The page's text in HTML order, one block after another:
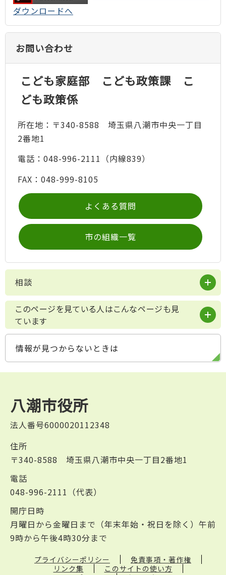
ダウンロードへ
お問い合わせ
こども家庭部 こども政策課 こ
ども政策係
所在地：〒340-8588 埼玉県八潮市中央一丁目
2番地1
電話：048-996-2111（内線839）
FAX：048-999-8105
よくある質問
市の組織一覧
相談
このページを見ている人はこんなページも見
ています
情報が見つからないときは
八潮市役所
法人番号6000020112348
住所
〒340-8588 埼玉県八潮市中央一丁目2番地1
電話
048-996-2111（代表）
開庁日時
月曜日から金曜日まで（年末年始・祝日を除く）午前
9時から午後4時30分まで
プライバシーポリシー
免責事項・著作権
リンク集
このサイトの使い方